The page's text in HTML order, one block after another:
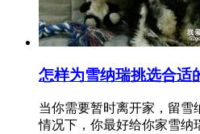
怎样为雪纳瑞挑选合适
当你需要暂时离开家，留雪
情况下，你最好给你家雪纳